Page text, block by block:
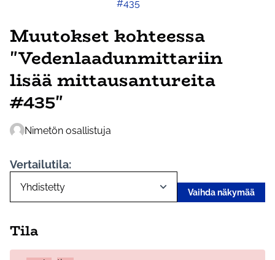
#435
Muutokset kohteessa
"Vedenlaadunmittariin
lisää mittausantureita
#435"
Nimetön osallistuja
Vertailutila:
Vaihda näkymää
Tila